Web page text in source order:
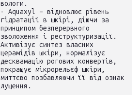
вологи.
- Aquaxyl – відновлює рівень
гідратації в шкірі, діючи за
принципом безперервного
зволоження і реструктуризації.
Активізує синтез власних
церамідів шкіри, нормалізує
десквамацію рогових конвертів,
покращує мікрорельєф шкіри,
миттєво позбавляючи її від ознак
лущення.